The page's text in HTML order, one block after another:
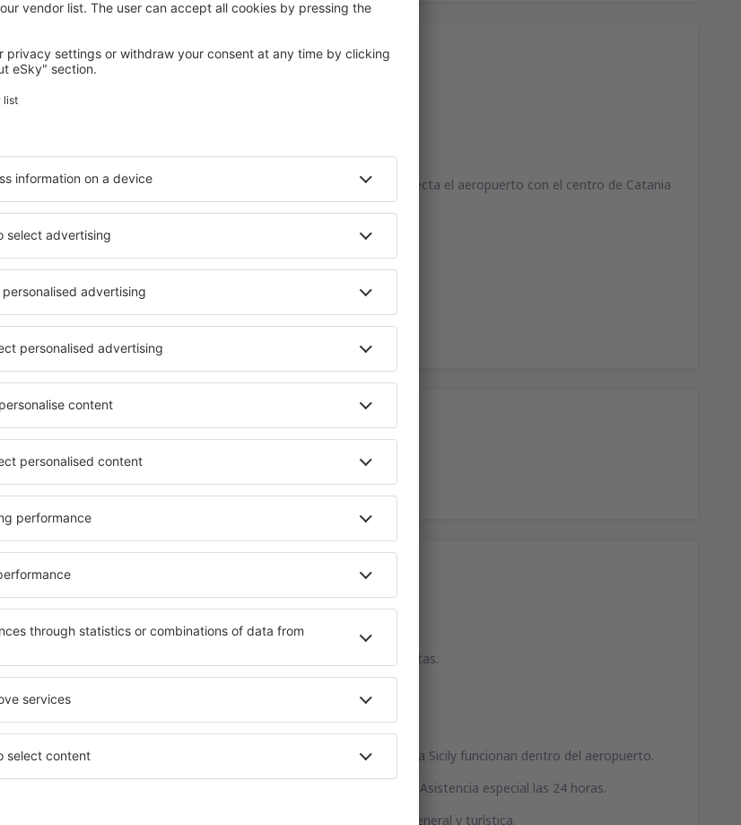
Vincenzo Bellini
Catania
de la empresa ALIVUS que, con una frecuencia de 20 minutos, conecta el aeropuerto con el centro de Catania
en la salida del edificio.
de GPS:
hasta el aeropuerto.
capacidad para 1022 vehículos.
cafeterías y bares.
comercial en el primer piso, regalería, kiosco, venta de diarios y revistas.
Wi-Fi.
cajeros automáticos y casa de cambio.
Europcar, Sixt, Dollar Thriffty, Daytona Car, Maggiore, Autoeuropa Sicily funcionan dentro del aeropuerto.
infraestructura adaptada en baños, accesos y cabinas telefónicas. Asistencia especial las 24 horas.
salas VIP, sala de juegos, teléfonos públicos, puestos de información general y turística.